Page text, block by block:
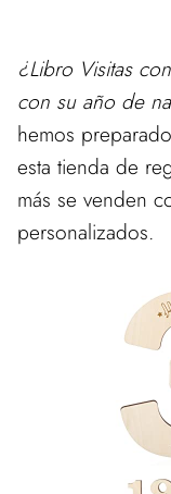
¿Libro Visitas
con su año de
hemos
esta tienda de
más se venden
personalizados.